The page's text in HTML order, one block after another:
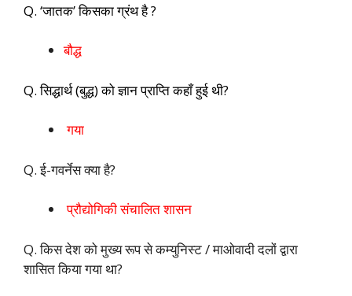
Q. ‘जातक’ किसका ग्रंथ है ?
बौद्ध
Q. सिद्धार्थ (बुद्ध) को ज्ञान प्राप्ति कहाँ हुई थी?
गया
Q. ई-गवर्नेस क्या है?
प्रौद्योगिकी संचालित शासन
Q. किस देश को मुख्य रूप से कम्युनिस्ट / माओवादी दलों द्वारा
शासित किया गया था?